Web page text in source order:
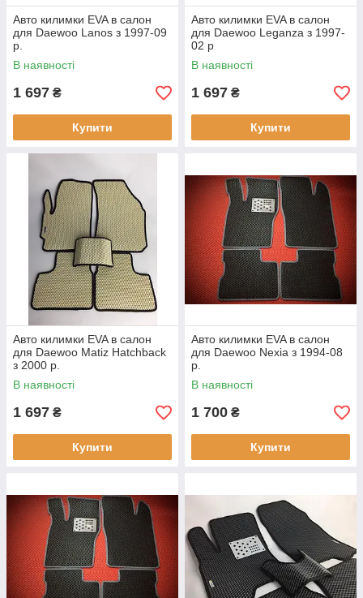
Авто килимки EVA в салон
для Daewoo Lanos з 1997-09
р.
В наявності
1 697 ₴
Купити
Авто килимки EVA в салон
для Daewoo Leganza з 1997-
02 р
В наявності
1 697 ₴
Купити
Авто килимки EVA в салон
для Daewoo Matiz Hatchback
з 2000 р.
В наявності
1 697 ₴
Купити
Авто килимки EVA в салон
для Daewoo Nexia з 1994-08
р.
В наявності
1 700 ₴
Купити